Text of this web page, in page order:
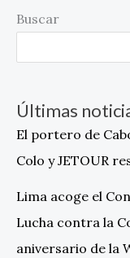
Buscar
Últimas
El portero de
Colo y JETOUR
Lima acoge el
Lucha contra la
aniversario de la